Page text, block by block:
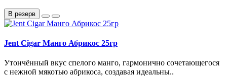
В резерв
Jent Cigar Манго Абрикос 25гр
Утончённый вкус спелого манго, гармонично сочетающегося
с нежной мякотью абрикоса, создавая идеальны..